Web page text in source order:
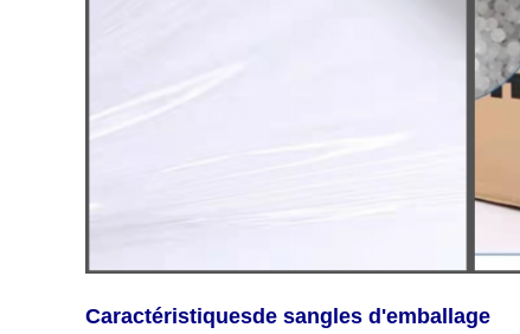
Caractéristiquesde sangles d'emballage